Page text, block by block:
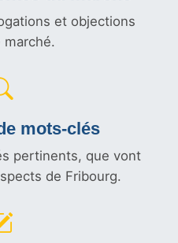
et objections
marché.
mots-clés
pertinents, que vont
de Fribourg.